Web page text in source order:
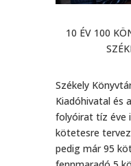
10 ÉV 100
Székely
Kiadóhivatal és
folyóirat tíz éve
kötetesre
pedig már 95